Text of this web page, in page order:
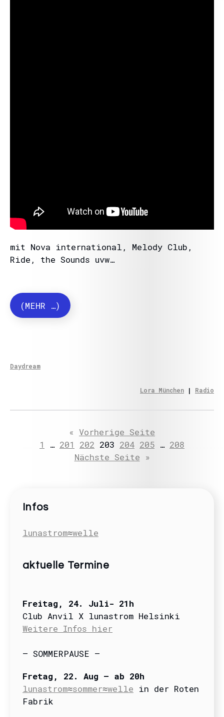
mit Nova international, Melody Club,
Ride, the Sounds uvw…
(MEHR …)
Daydream
Lora München | Radio
« Vorherige Seite
1
… 201 202 203 204 205 … 208
Nächste Seite »
Infos
lunastrom≈welle
aktuelle Termine
Freitag , 24. Juli- 21h
Club Anvil X lunastrom Helsinki
Weitere Infos hier
– SOMMERPAUSE –
Fretag, 22. Aug – ab 20h
lunastrom≈sommer≈welle in der Roten
Fabrik